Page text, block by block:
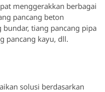
menggerakkan berbagai
pancang beton
bundar, tiang pancang pipa
pancang kayu, dll.
solusi berdasarkan